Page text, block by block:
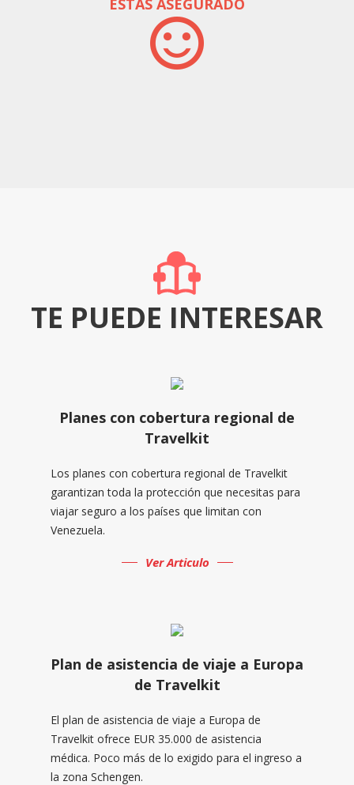
ESTAS ASEGURADO
TE PUEDE INTERESAR
Planes con cobertura regional de
Travelkit
Los planes con cobertura regional de Travelkit
garantizan toda la protección que necesitas para
viajar seguro a los países que limitan con
Venezuela.
Ver Articulo
Plan de asistencia de viaje a Europa
de Travelkit
El plan de asistencia de viaje a Europa de
Travelkit ofrece EUR 35.000 de asistencia
médica. Poco más de lo exigido para el ingreso a
la zona Schengen.